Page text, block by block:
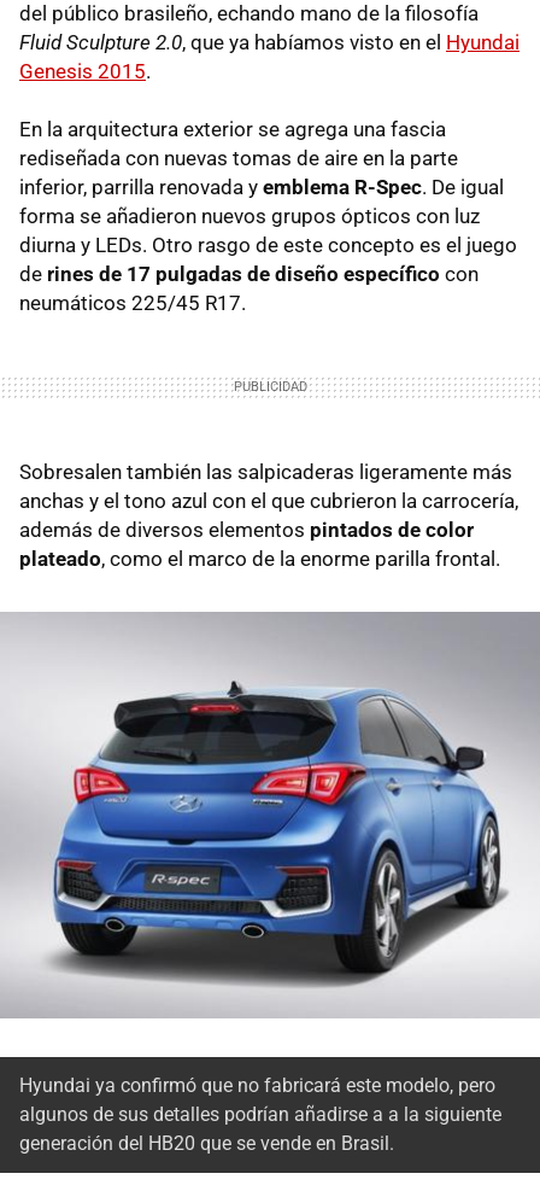
del público brasileño, echando mano de la filosofía
Fluid Sculpture 2.0, que ya habíamos visto en el Hyundai
Genesis 2015.
En la arquitectura exterior se agrega una fascia
rediseñada con nuevas tomas de aire en la parte
inferior, parrilla renovada y emblema R-Spec. De igual
forma se añadieron nuevos grupos ópticos con luz
diurna y LEDs. Otro rasgo de este concepto es el juego
de rines de 17 pulgadas de diseño específico con
neumáticos 225/45 R17.
Sobresalen también las salpicaderas ligeramente más
anchas y el tono azul con el que cubrieron la carrocería,
además de diversos elementos pintados de color
plateado, como el marco de la enorme parilla frontal.
Hyundai ya confirmó que no fabricará este modelo, pero
algunos de sus detalles podrían añadirse a a la siguiente
generación del HB20 que se vende en Brasil.